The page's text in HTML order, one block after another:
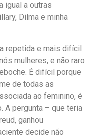
igual a outras
Dilma e minha
repetida e mais difícil
mulheres, e não raro
É difícil porque
de todas as
ao feminino, é
A pergunta – que teria
ganhou
decide não